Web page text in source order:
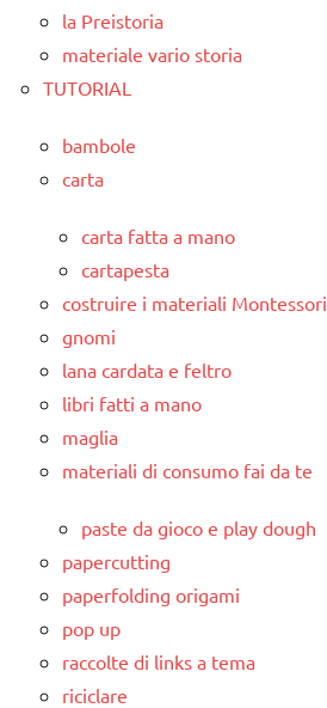
la Preistoria
materiale vario storia
TUTORIAL
bambole
carta
carta fatta a mano
cartapesta
costruire i materiali Montessori
gnomi
lana cardata e feltro
libri fatti a mano
maglia
materiali di consumo fai da te
paste da gioco e play dough
papercutting
paperfolding origami
pop up
raccolte di links a tema
riciclare